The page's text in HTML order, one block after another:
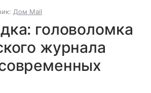
Дом Mail
​головоломка
журнала